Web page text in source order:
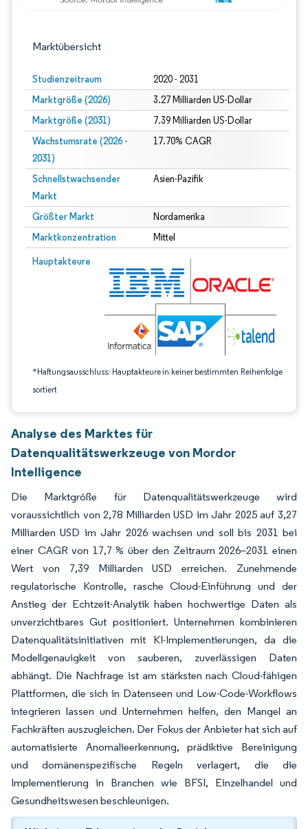
Marktübersicht
Studienzeitraum 2020 - 2031
Marktgröße (2026) 3.27 Milliarden US-Dollar
Marktgröße (2031) 7.39 Milliarden US-Dollar
Wachstumsrate (2026 -
2031)
17.70% CAGR
Schnellstwachsender
Markt
Asien-Pazifik
Größter Markt Nordamerika
Marktkonzentration Mittel
Hauptakteure
*Haftungsausschluss: Hauptakteure in keiner bestimmten Reihenfolge
sortiert
Bild © Mordor Intelligence. Wiederverwendung erfordert Namensnennung
Analyse des Marktes für
Datenqualitätswerkzeuge von Mordor
Intelligence
Die Marktgröße für Datenqualitätswerkzeuge wird
voraussichtlich von 2,78 Milliarden USD im Jahr 2025 auf 3,27
Milliarden USD im Jahr 2026 wachsen und soll bis 2031 bei
einer CAGR von 17,7 % über den Zeitraum 2026–2031 einen
Wert von 7,39 Milliarden USD erreichen. Zunehmende
regulatorische Kontrolle, rasche Cloud-Einführung und der
Anstieg der Echtzeit-Analytik haben hochwertige Daten als
unverzichtbares Gut positioniert. Unternehmen kombinieren
Datenqualitätsinitiativen mit KI-Implementierungen, da die
Modellgenauigkeit von sauberen, zuverlässigen Daten
abhängt. Die Nachfrage ist am stärksten nach Cloud-fähigen
Plattformen, die sich in Datenseen und Low-Code-Workflows
integrieren lassen und Unternehmen helfen, den Mangel an
Fachkräften auszugleichen. Der Fokus der Anbieter hat sich auf
automatisierte Anomalieerkennung, prädiktive Bereinigung
und domänenspezifische Regeln verlagert, die die
Implementierung in Branchen wie BFSI, Einzelhandel und
Gesundheitswesen beschleunigen.